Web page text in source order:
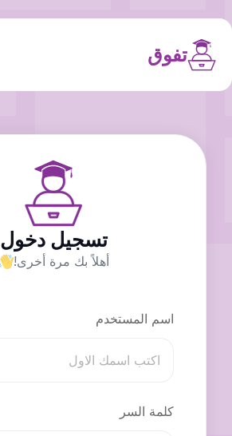
تفوق
تسجيل دخول
أهلاً بك مرة أخرى!
اسم المستخدم
كلمة السر